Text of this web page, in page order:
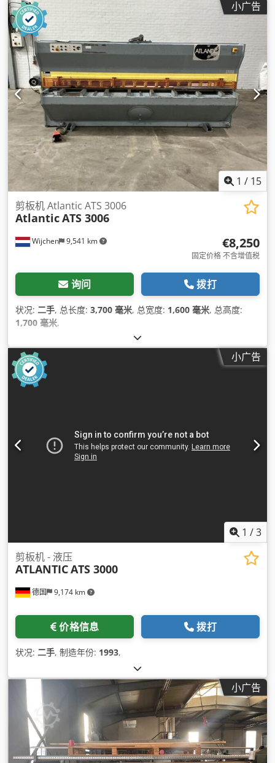
小广告
1 / 15
Wijchen 9,541 km
剪板机 Atlantic ATS 3006
AtlanticATS 3006
€8,250
固定价格 不含增值税
询问 拨打
状况: 二手, 总长度: 3,700 毫米, 总宽度: 1,600 毫米, 总高度:
1,700 毫米,
小广告
1 /3
德国 9,174 km
剪板机 - 液压
ATLANTICATS 3000
价格信息 拨打
状况: 二手, 制造年份: 1993,
小广告